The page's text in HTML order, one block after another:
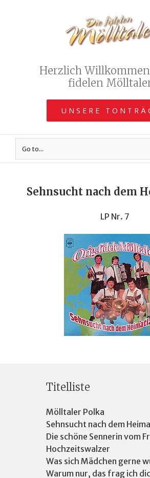
Herzlich
fidelen
UNSERE
Go to...
Sehnsucht nach dem
LP Nr. 7
Titelliste
Mölltaler Polka
Sehnsucht nach dem
Die schöne Sennerin vom
Hochzeitswalzer
Was sich Mädchen gerne
Warum nur, das frag ich